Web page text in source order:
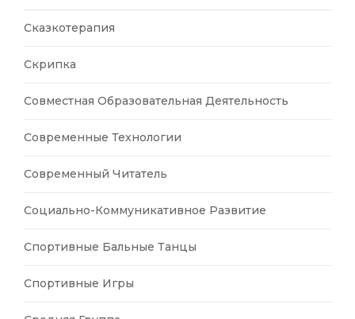
Сказкотерапия
Скрипка
Совместная Образовательная Деятельность
Современные Технологии
Современный Читатель
Социально-Коммуникативное Развитие
Спортивные Бальные Танцы
Спортивные Игры